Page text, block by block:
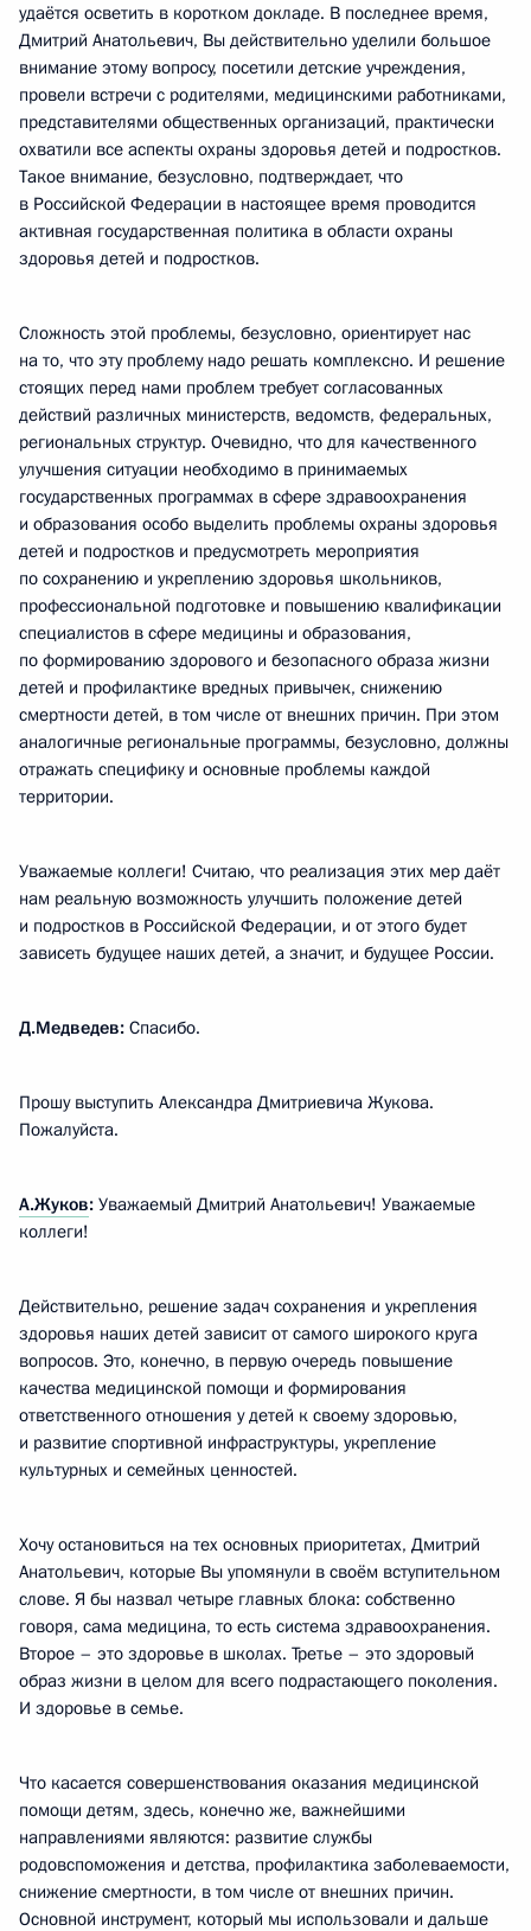
удаётся осветить в коротком докладе. В последнее время,
Дмитрий Анатольевич, Вы действительно уделили большое
внимание этому вопросу, посетили детские учреждения,
провели встречи с родителями, медицинскими работниками,
представителями общественных организаций, практически
охватили все аспекты охраны здоровья детей и подростков.
Такое внимание, безусловно, подтверждает, что
в Российской Федерации в настоящее время проводится
активная государственная политика в области охраны
здоровья детей и подростков.
Сложность этой проблемы, безусловно, ориентирует нас
на то, что эту проблему надо решать комплексно. И решение
стоящих перед нами проблем требует согласованных
действий различных министерств, ведомств, федеральных,
региональных структур. Очевидно, что для качественного
улучшения ситуации необходимо в принимаемых
государственных программах в сфере здравоохранения
и образования особо выделить проблемы охраны здоровья
детей и подростков и предусмотреть мероприятия
по сохранению и укреплению здоровья школьников,
профессиональной подготовке и повышению квалификации
специалистов в сфере медицины и образования,
по формированию здорового и безопасного образа жизни
детей и профилактике вредных привычек, снижению
смертности детей, в том числе от внешних причин. При этом
аналогичные региональные программы, безусловно, должны
отражать специфику и основные проблемы каждой
территории.
Уважаемые коллеги! Считаю, что реализация этих мер даёт
нам реальную возможность улучшить положение детей
и подростков в Российской Федерации, и от этого будет
зависеть будущее наших детей, а значит, и будущее России.
Д.Медведев: Спасибо.
Прошу выступить Александра Дмитриевича Жукова.
Пожалуйста.
А.Жуков: Уважаемый Дмитрий Анатольевич! Уважаемые
коллеги!
Действительно, решение задач сохранения и укрепления
здоровья наших детей зависит от самого широкого круга
вопросов. Это, конечно, в первую очередь повышение
качества медицинской помощи и формирования
ответственного отношения у детей к своему здоровью,
и развитие спортивной инфраструктуры, укрепление
культурных и семейных ценностей.
Хочу остановиться на тех основных приоритетах, Дмитрий
Анатольевич, которые Вы упомянули в своём вступительном
слове. Я бы назвал четыре главных блока: собственно
говоря, сама медицина, то есть система здравоохранения.
Второе – это здоровье в школах. Третье – это здоровый
образ жизни в целом для всего подрастающего поколения.
И здоровье в семье.
Что касается совершенствования оказания медицинской
помощи детям, здесь, конечно же, важнейшими
направлениями являются: развитие службы
родовспоможения и детства, профилактика заболеваемости,
снижение смертности, в том числе от внешних причин.
Основной инструмент, который мы использовали и дальше